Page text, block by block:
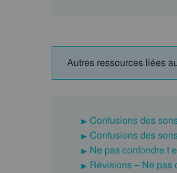
Autres ressources liées
Confusions des
Confusions des
Ne pas confondre t
Révisions – Ne pas